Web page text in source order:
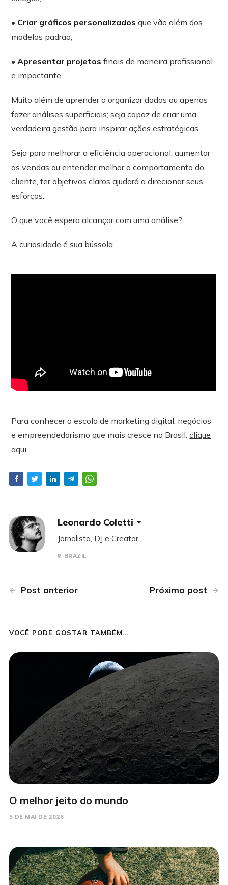
• Criar gráficos personalizados que vão além dos
modelos padrão;
•Apresentar projetos finais de maneira profissional
e impactante.
Muito além de aprender a organizar dados ou apenas
fazer análises superficiais; seja capaz de criar uma
verdadeira gestão para inspirar ações estratégicas.
Seja para melhorar a eficiência operacional, aumentar
as vendas ou entender melhor o comportamento do
cliente, ter objetivos claros ajudará a direcionar seus
esforços.
O que você espera alcançar com uma análise?
A curiosidade é sua bússola.
Para conhecer a escola de marketing digital, negócios
e empreendedorismo que mais cresce no Brasil:clique
aqui
Leonardo Coletti
Jornalista, DJ e Creator.
BRAZIL
Post anterior Próximo post
VOCÊ PODE GOSTAR TAMBÉM...
O melhor jeito do mundo
5 DE MAI DE 2026